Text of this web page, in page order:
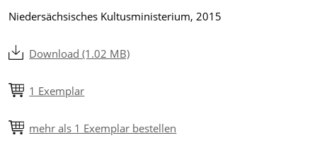
Niedersächsisches Kultusministerium, 2015
Download (1.02 MB)
1 Exemplar
mehr als 1 Exemplar bestellen